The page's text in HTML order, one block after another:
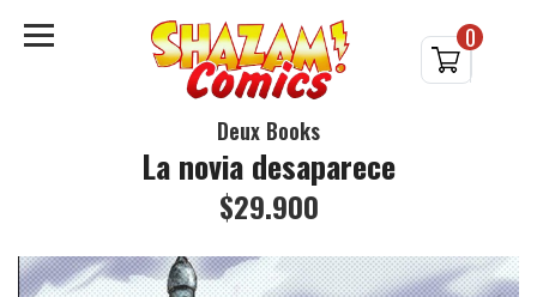
0
Deux Books
La novia desaparece
$29.900